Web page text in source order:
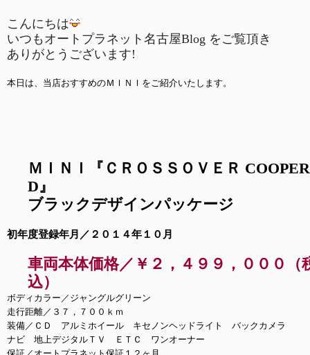
こんにちは
いつもオートプラネット名古屋Blog をご覧頂き
ありがとうございます!
本日は、当店おすすめのＭＩＮＩをご紹介いたします。
ＭＩＮＩ『ＣＲＯＳＳＯＶＥＲ
D』
ブラックデザインパッケージ
初年度登録年月／２０１４年１０月
車両本体価格／ ￥２，４９９，０００
（
込）
ボディカラー／ジャングルグリーン
走行距離／３７，７００ｋｍ
装備／ＣＤ アルミホイール キセノンヘッドライト バックカメラ
ナビ 地上デジタルＴＶ ＥＴＣ ワンオーナー